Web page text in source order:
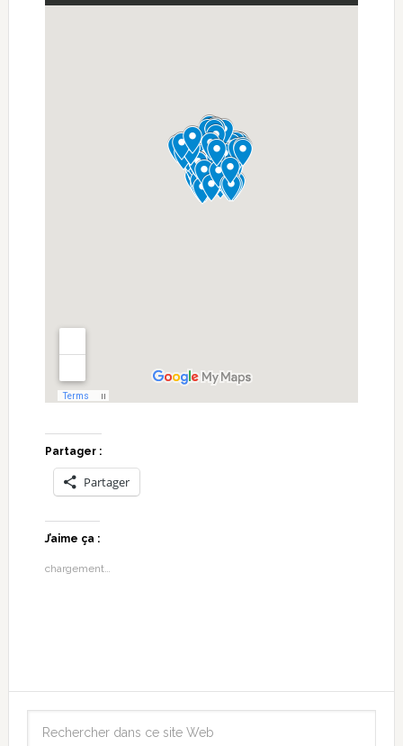
Partager :
Partager
J’aime ça :
chargement…